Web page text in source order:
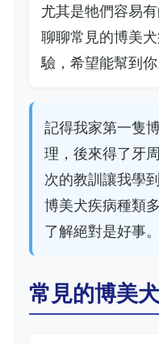
尤其是牠們容易
聊聊常見的博美
驗，希望能幫到你
記得我家第一隻
理，後來得了牙
次的教訓讓我學
博美犬疾病種類
了解絕對是好事。
常見的博美